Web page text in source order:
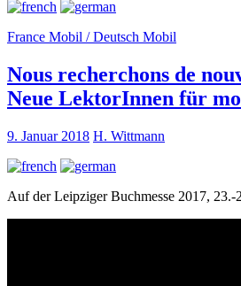
France Mobil / Deutsch Mobil
Nous recherchons de
Neue LektorInnen für
9. Januar 2018 H. Wittmann
Auf der Leipziger Buchmesse 2017,